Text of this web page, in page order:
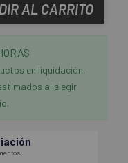
AL CARRITO
en liquidación.
al elegir